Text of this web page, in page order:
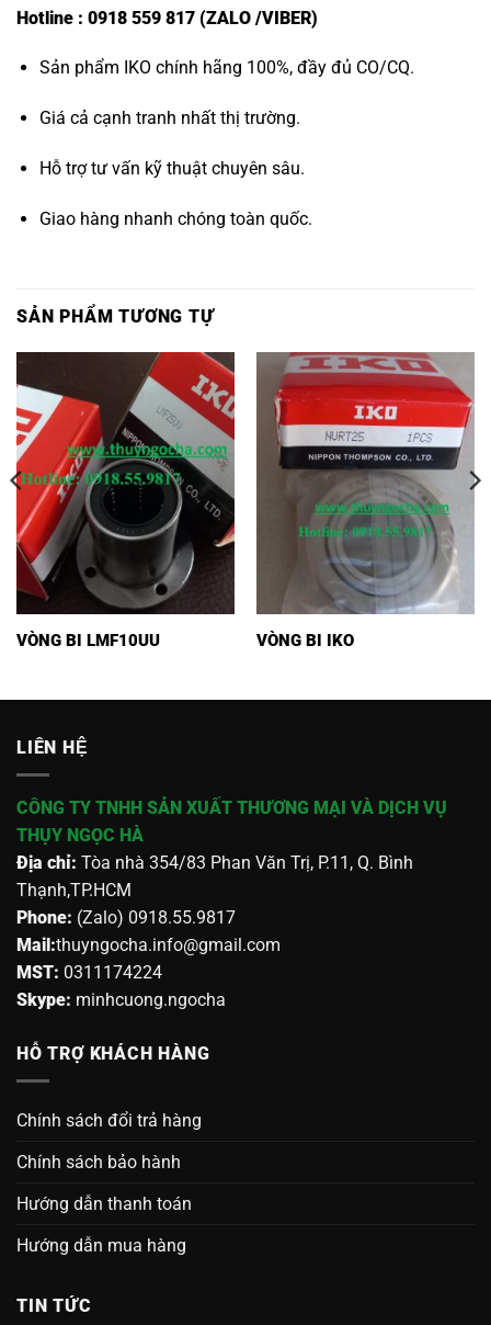
Hotline : 0918 559 817 (ZALO /VIBER)
Sản phẩm IKO chính hãng 100%, đầy đủ CO/CQ.
Giá cả cạnh tranh nhất thị trường.
Hỗ trợ tư vấn kỹ thuật chuyên sâu.
Giao hàng nhanh chóng toàn quốc.
SẢN PHẨM TƯƠNG TỰ
VÒNG BI LMF10UU VÒNG BI IKO
LIÊN HỆ
CÔNG TY TNHH SẢN XUẤT THƯƠNG MẠI VÀ DỊCH VỤ
THỤY NGỌC HÀ
Địa chỉ: Tòa nhà 354/83 Phan Văn Trị, P.11, Q. Bình
Thạnh,TP.HCM
Phone: (Zalo) 0918.55.9817
Mail:thuyngocha.info@gmail.com
MST: 0311174224
Skype: minhcuong.ngocha
HỖ TRỢ KHÁCH HÀNG
Chính sách đổi trả hàng
Chính sách bảo hành
Hướng dẫn thanh toán
Hướng dẫn mua hàng
TIN TỨC